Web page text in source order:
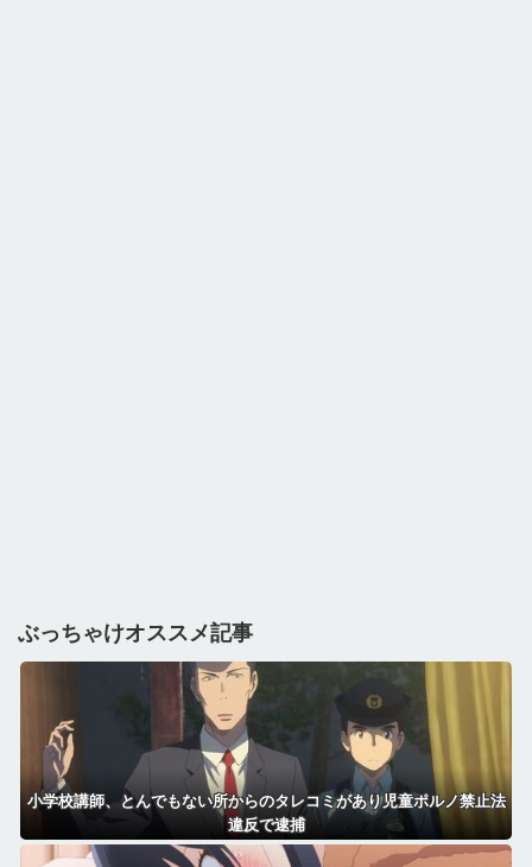
ぶっちゃけオススメ記事
小学校講師、とんでもない所からのタレコミがあり児童ポルノ禁止法
違反で逮捕